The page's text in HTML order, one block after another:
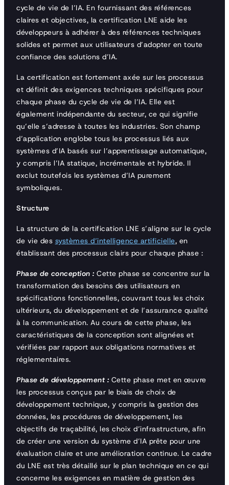
cycle de vie de l’IA. En fournissant des références
claires et objectives, la certification LNE aide les
développeurs à adhérer à des références techniques
solides et permet aux utilisateurs d’adopter en toute
confiance des solutions d’IA.
La certification est fortement axée sur les processus
et définit des exigences techniques spécifiques pour
chaque phase du cycle de vie de l’IA. Elle est
également indépendante du secteur, ce qui signifie
qu’elle s’adresse à toutes les industries. Son champ
d’application englobe tous les processus liés aux
systèmes d’IA basés sur l’apprentissage automatique,
y compris l’IA statique, incrémentale et hybride. Il
exclut toutefois les systèmes d’IA purement
symboliques.
Structure
La structure de la certification LNE s’aligne sur le cycle
de vie des systèmes d’intelligence artificielle, en
établissant des processus clairs pour chaque phase :
Phase de conception : Cette phase se concentre sur la
transformation des besoins des utilisateurs en
spécifications fonctionnelles, couvrant tous les choix
ultérieurs, du développement et de l’assurance qualité
à la communication. Au cours de cette phase, les
caractéristiques de la conception sont alignées et
vérifiées par rapport aux obligations normatives et
réglementaires.
Phase de développement : Cette phase met en œuvre
les processus conçus par le biais de choix de
développement technique, y compris la gestion des
données, les procédures de développement, les
objectifs de traçabilité, les choix d’infrastructure, afin
de créer une version du système d’IA prête pour une
évaluation claire et une amélioration continue. Le cadre
du LNE est très détaillé sur le plan technique en ce qui
concerne les exigences en matière de gestion des